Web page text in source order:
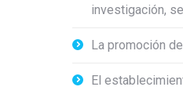
investigación,
La promoción
El